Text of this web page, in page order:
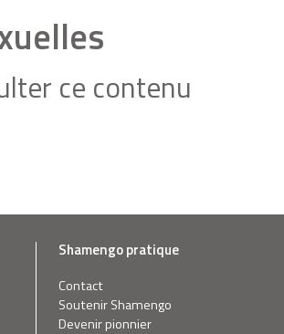
ce contenu
Shamengo pratique
Contact
Soutenir Shamengo
Devenir pionnier